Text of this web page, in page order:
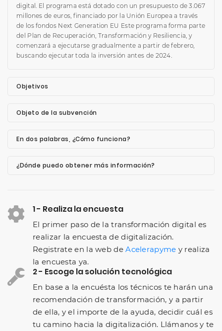
digital. El programa está dotado con un presupuesto de 3.067
millones de euros, financiado por la Unión Europea a través
de los fondos Next Generation EU Este programa forma parte
del Plan de Recuperación, Transformación y Resiliencia, y
comenzará a ejecutarse gradualmente a partir de febrero,
buscando ejecutar toda la inversión antes de 2024.
Objetivos
Objeto de la subvención
En dos palabras, ¿Cómo funciona?
¿Dónde puedo obtener más información?
1 - Realiza la encuesta
El primer paso de la transformación digital es
realizar la encuesta de digitalización.
Registrate en la web deAcelerapyme y realiza
la encuesta ya.
2 - Escoge la solución tecnológica
En base a la encuésta los técnicos te harán una
recomendación de transformación, y a partir
de ella, y el importe de la ayuda, decidir cuál es
tu camino hacia la digitalización. Llámanos y te